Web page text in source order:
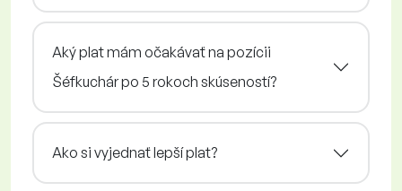
Aký plat mám očakávať na pozícii
Šéfkuchár po 5 rokoch skúseností?
Ako si vyjednať lepší plat?